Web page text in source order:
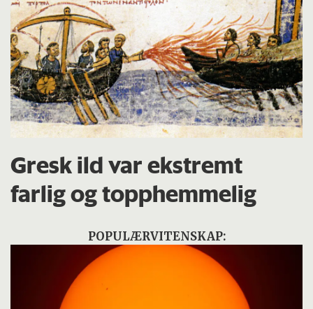
Gresk ild var ekstremt
farlig og topphemmelig
POPULÆRVITENSKAP: